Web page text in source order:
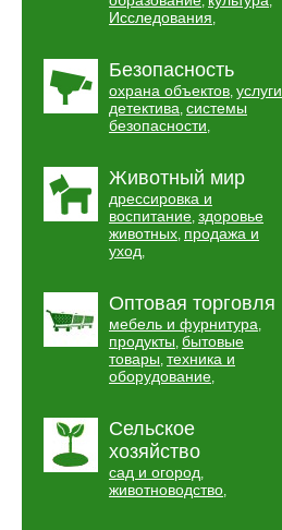
Исследования,
Безопасность
охрана объектов, услуги
детектива, системы
безопасности,
Животный мир
дрессировка и
воспитание, здоровье
животных, продажа и
уход,
Оптовая торговля
мебель и фурнитура,
продукты, бытовые
товары, техника и
оборудование,
Сельское
хозяйство
сад и огород,
животноводство,